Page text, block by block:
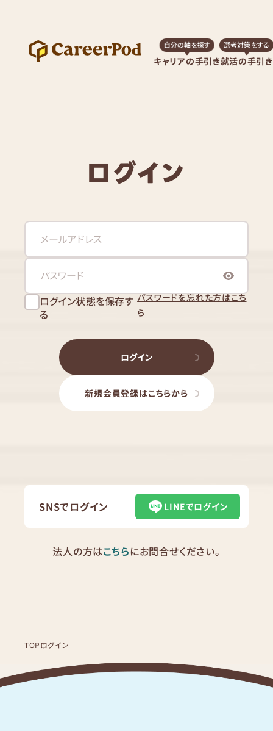
キャリアの手引き
自分の軸を探す
就活の手引き
選考対策をする
ログイン
ログイン状態を保存す
る
パスワードを忘れた方はこち
ら
ログイン
新規会員登録はこちらから
SNSでログイン LINEでログイン
法人の方はこちらにお問合せください。
TOPログイン